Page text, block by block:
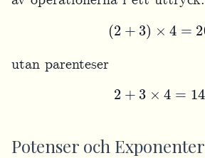
2 +3 )× 4=20
utan parenteser
2 +3× 4=14
Potenser och Exponenter